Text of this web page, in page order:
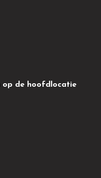
op de hoofdlocatie